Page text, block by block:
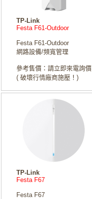
TP-Link
Festa F61-Outdoor
Festa F61-Outdoor
網路設備/頻寬管理
參考售價：請立即來電詢價
( 破壞行情廠商施壓！)
TP-Link
Festa F67
Festa F67